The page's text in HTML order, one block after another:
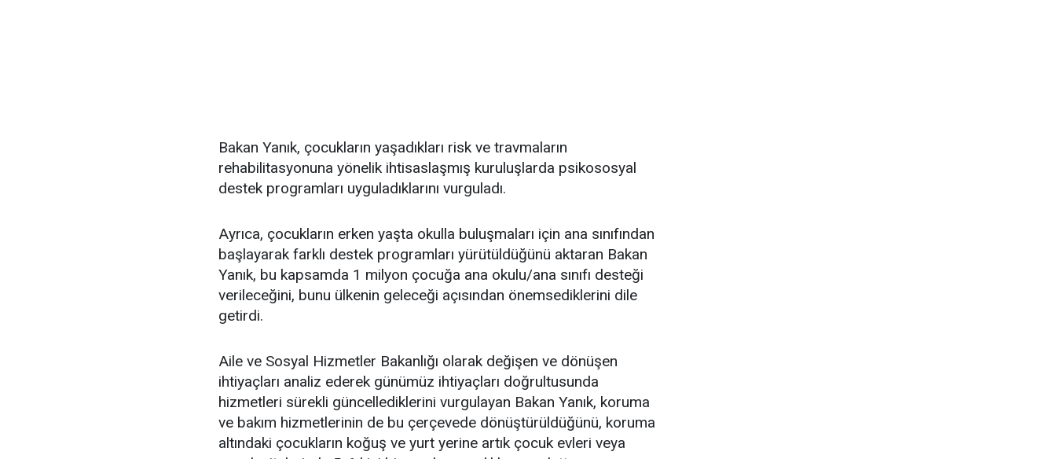
Bakan Yanık, çocukların yaşadıkları risk ve travmaların
rehabilitasyonuna yönelik ihtisaslaşmış kuruluşlarda psikososyal
destek programları uyguladıklarını vurguladı.
Ayrıca, çocukların erken yaşta okulla buluşmaları için ana sınıfından
başlayarak farklı destek programları yürütüldüğünü aktaran Bakan
Yanık, bu kapsamda 1 milyon çocuğa ana okulu/ana sınıfı desteği
verileceğini, bunu ülkenin geleceği açısından önemsediklerini dile
getirdi.
Aile ve Sosyal Hizmetler Bakanlığı olarak değişen ve dönüşen
ihtiyaçları analiz ederek günümüz ihtiyaçları doğrultusunda
hizmetleri sürekli güncellediklerini vurgulayan Bakan Yanık, koruma
ve bakım hizmetlerinin de bu çerçevede dönüştürüldüğünü, koruma
altındaki çocukların koğuş ve yurt yerine artık çocuk evleri veya